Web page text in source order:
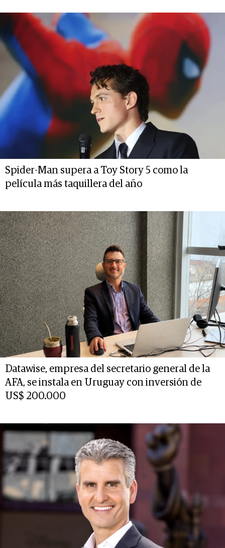
Spider-Man supera a Toy Story 5 como la
película más taquillera del año
Datawise, empresa del secretario general de la
AFA, se instala en Uruguay con inversión de
US$ 200.000